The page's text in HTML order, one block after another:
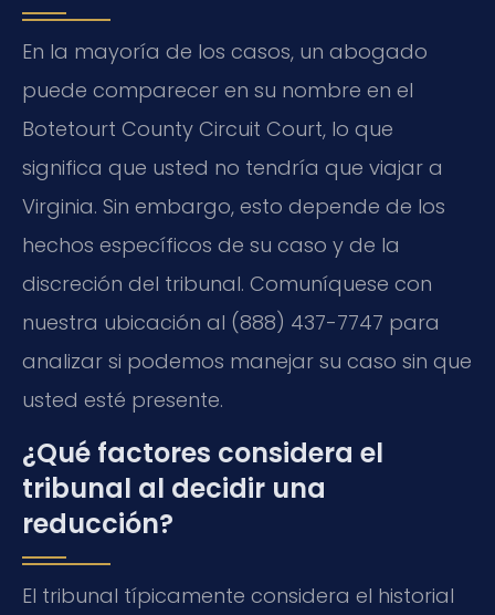
En la mayoría de los casos, un abogado
puede comparecer en su nombre en el
Botetourt County Circuit Court, lo que
significa que usted no tendría que viajar a
Virginia. Sin embargo, esto depende de los
hechos específicos de su caso y de la
discreción del tribunal. Comuníquese con
nuestra ubicación al (888) 437-7747 para
analizar si podemos manejar su caso sin que
usted esté presente.
¿Qué factores considera el
tribunal al decidir una
reducción?
El tribunal típicamente considera el historial